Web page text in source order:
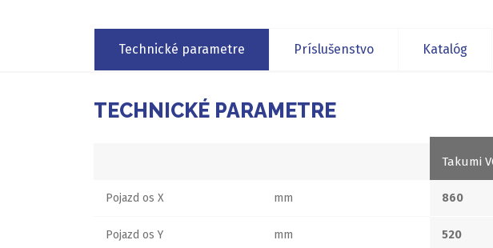
Technické parametre Príslušenstvo Katalóg
TECHNICKÉ PARAMETRE
Takumi
Pojazd os X mm 860
Pojazd os Y mm 520